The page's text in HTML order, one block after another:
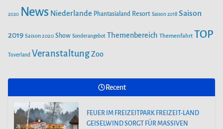
2020 News Niederlande Phantasialand Resort Saison 2018 Saison
2019 Saison 2020 Show Sonderangebot Themenbereich Themenfahrt TOP
Toverland VeranstaltungZoo
Recent
FEUER IM FREIZEITPARK FREIZEIT-LAND
GEISELWIND SORGT FÜR MASSIVEN